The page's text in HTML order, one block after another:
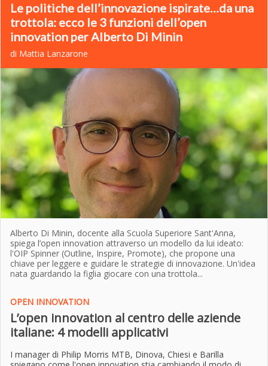
Le politiche dell’innovazione ispirate…da una
trottola: ecco le 3 funzioni dell’open
innovation per Alberto Di Minin
di Mattia Lanzarone
Alberto Di Minin, docente alla Scuola Superiore Sant'Anna,
spiega l’open innovation attraverso un modello da lui ideato:
l'OIP Spinner (Outline, Inspire, Promote), che propone una
chiave per leggere e guidare le strategie di innovazione. Un'idea
nata guardando la figlia giocare con una trottola...
OPEN INNOVATION
L’open innovation al centro delle aziende
italiane: 4 modelli applicativi
I manager di Philip Morris MTB, Dinova, Chiesi e Barilla